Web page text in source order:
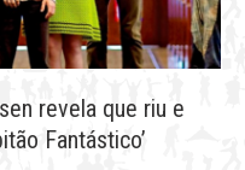
revela que riu e
Fantástico’